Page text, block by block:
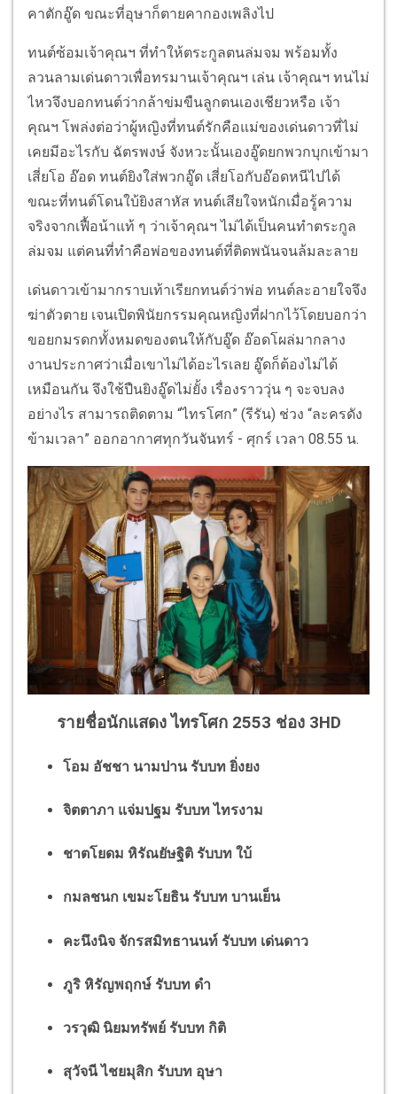
คาตักอู๊ด ขณะที่อุษาก็ตายคากองเพลิงไป
ทนต์ซ้อมเจ้าคุณฯ ที่ทำให้ตระกูลตนล่มจม พร้อมทั้ง
ลวนลามเด่นดาวเพื่อทรมานเจ้าคุณฯ เล่น เจ้าคุณฯ ทนไม่
ไหวจึงบอกทนต์ว่ากล้าข่มขืนลูกตนเองเชียวหรือ เจ้า
คุณฯ โพล่งต่อว่าผู้หญิงที่ทนต์รักคือแม่ของเด่นดาวที่ไม่
เคยมีอะไรกับ ฉัตรพงษ์ จังหวะนั้นเองอู๊ดยกพวกบุกเข้ามา
เสี่ยโอ อ๊อด ทนต์ยิงใส่พวกอู๊ด เสี่ยโอกับอ๊อดหนีไปได้
ขณะที่ทนต์โดนใบ้ยิงสาหัส ทนต์เสียใจหนักเมื่อรู้ความ
จริงจากเฟื้อน้าแท้ ๆ ว่าเจ้าคุณฯ ไม่ได้เป็นคนทำตระกูล
ล่มจม แต่คนที่ทำคือพ่อของทนต์ที่ติดพนันจนล้มละลาย
เด่นดาวเข้ามากราบเท้าเรียกทนต์ว่าพ่อ ทนต์ละอายใจจึง
ฆ่าตัวตาย เจนเปิดพินัยกรรมคุณหญิงที่ฝากไว้โดยบอกว่า
ขอยกมรดกทั้งหมดของตนให้กับอู๊ด อ๊อดโผล่มากลาง
งานประกาศว่าเมื่อเขาไม่ได้อะไรเลย อู๊ดก็ต้องไม่ได้
เหมือนกัน จึงใช้ปืนยิงอู๊ดไม่ยั้ง เรื่องราววุ่น ๆ จะจบลง
อย่างไร สามารถติดตาม “ไทรโศก” (รีรัน) ช่วง “ละครดัง
ข้ามเวลา” ออกอากาศทุกวันจันทร์ - ศุกร์ เวลา 08.55 น.
รายชื่อนักแสดง ไทรโศก 2553 ช่อง 3HD
โอม อัชชา นามปาน รับบท ยิ่งยง
จิตตาภา แจ่มปฐม รับบท ไทรงาม
ชาตโยดม หิรัณยัษฐิติ รับบท ใบ้
กมลชนก เขมะโยธิน รับบท บานเย็น
คะนึงนิจ จักรสมิทธานนท์ รับบท เด่นดาว
ภูริ หิรัญพฤกษ์ รับบท ดำ
วรวุฒิ นิยมทรัพย์ รับบท กิติ
สุวัจนี ไชยมุสิก รับบท อุษา